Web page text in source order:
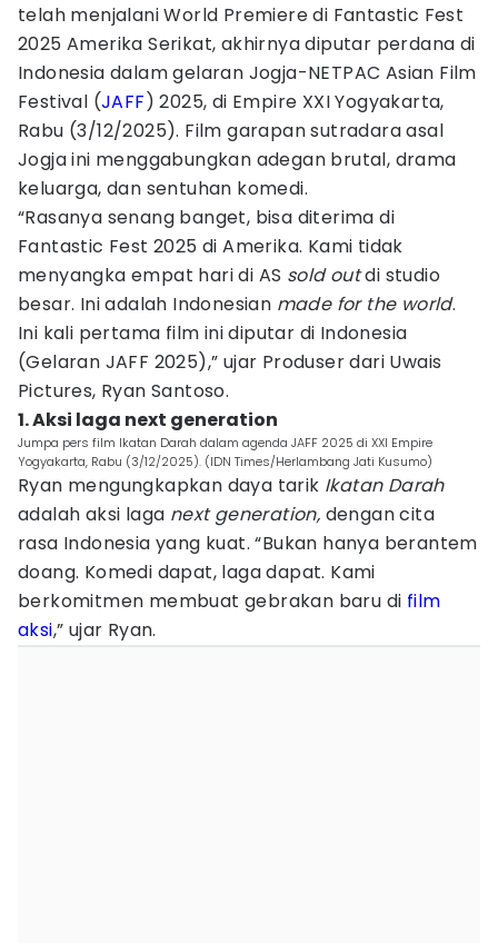
telah menjalani World Premiere di Fantastic Fest
2025 Amerika Serikat, akhirnya diputar perdana di
Indonesia dalam gelaran Jogja-NETPAC Asian Film
Festival (JAFF) 2025, di Empire XXI Yogyakarta,
Rabu (3/12/2025). Film garapan sutradara asal
Jogja ini menggabungkan adegan brutal, drama
keluarga, dan sentuhan komedi.
“Rasanya senang banget, bisa diterima di
Fantastic Fest 2025 di Amerika. Kami tidak
menyangka empat hari di AS sold outdi studio
besar. Ini adalah Indonesian made for the world.
Ini kali pertama film ini diputar di Indonesia
(Gelaran JAFF 2025),” ujar Produser dari Uwais
Pictures, Ryan Santoso.
1. Aksi laga next generation
Jumpa pers film Ikatan Darah dalam agenda JAFF 2025 di XXI Empire
Yogyakarta, Rabu (3/12/2025). (IDN Times/Herlambang Jati Kusumo)
Ryan mengungkapkan daya tarik Ikatan Darah
adalah aksi laga next generation, dengan cita
rasa Indonesia yang kuat. “Bukan hanya berantem
doang. Komedi dapat, laga dapat. Kami
berkomitmen membuat gebrakan baru di film
aksi,” ujar Ryan.